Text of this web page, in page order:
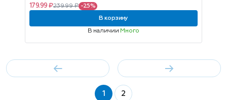
179.99 ₽239.99 ₽ -25%
В корзину
В наличии Много
1 2